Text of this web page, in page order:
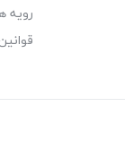
رویه